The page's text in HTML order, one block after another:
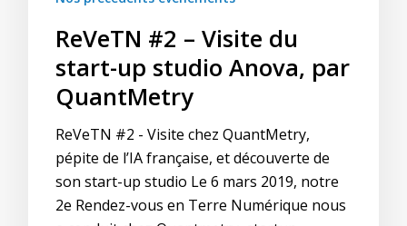
ReVeTN #2 – Visite du
start-up studio Anova, par
QuantMetry
ReVeTN #2 - Visite chez QuantMetry,
pépite de l’IA française, et découverte de
son start-up studio Le 6 mars 2019, notre
2e Rendez-vous en Terre Numérique nous